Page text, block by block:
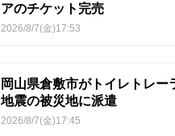
アのチケット完売
2026/8/7(金)17:53
岡山県倉敷市がトイレトレー
地震の被災地に派遣
2026/8/7(金)17:45